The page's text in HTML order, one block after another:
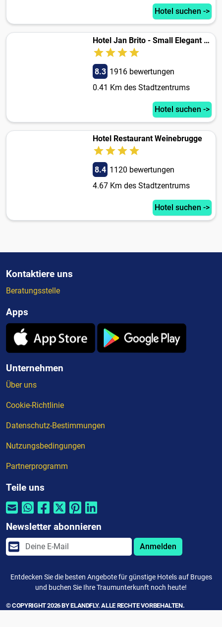
Hotel suchen ->
Hotel Jan Brito - Small Elegant Hotels
8.3 1916 bewertungen
0.41 Km des Stadtzentrums
Hotel suchen ->
Hotel Restaurant Weinebrugge
8.4 1120 bewertungen
4.67 Km des Stadtzentrums
Hotel suchen ->
Kontaktiere uns
Beratungsstelle
Apps
Unternehmen
Über uns
Cookie-Richtlinie
Datenschutz-Bestimmungen
Nutzungsbedingungen
Partnerprogramm
Teile uns
Newsletter abonnieren
Anmelden
Entdecken Sie die besten Angebote für günstige Hotels auf Bruges
und buchen Sie Ihre Traumunterkunft noch heute!
© COPYRIGHT 2026 BY ELANDFLY. ALLE RECHTE VORBEHALTEN.